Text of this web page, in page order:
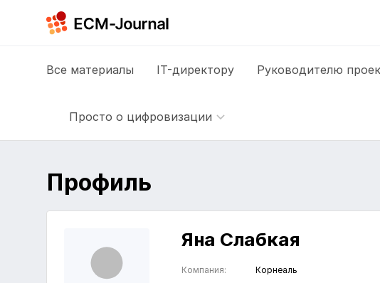
Все материалы IT-директору Руководителю
Просто о цифровизации
Профиль
Яна Слабкая
Компания:
Корнеаль